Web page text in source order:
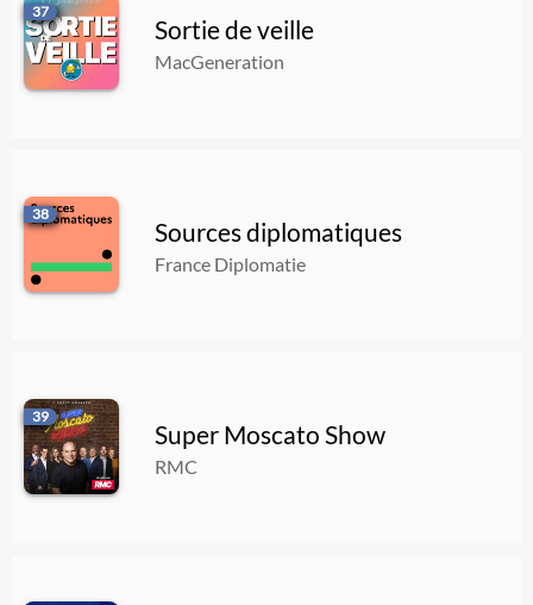
37
Sortie de veille
MacGeneration
38
Sources diplomatiques
France Diplomatie
39
Super Moscato Show
RMC